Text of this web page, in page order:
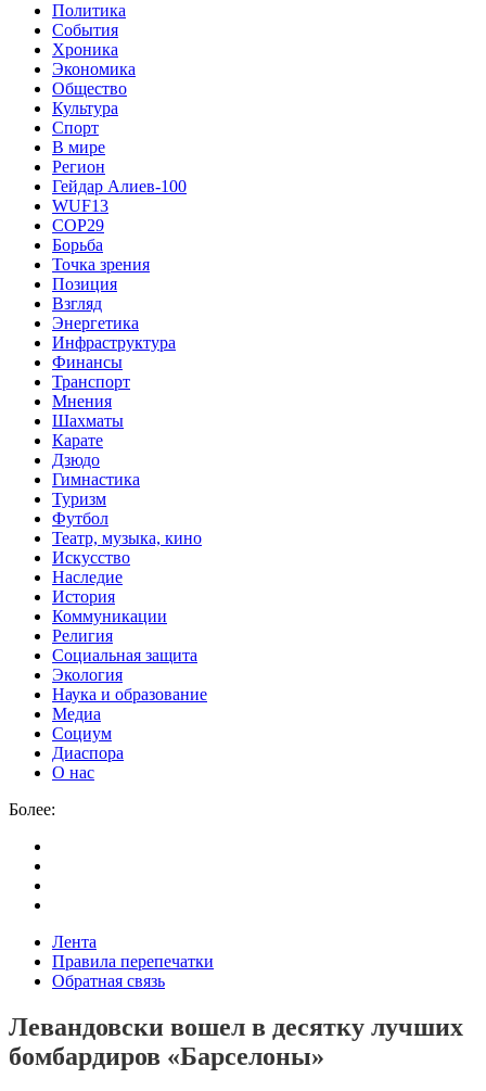
Политика
События
Хроника
Экономика
Общество
Культура
Спорт
В мире
Регион
Гейдар Алиев-100
WUF13
COP29
Борьба
Точка зрения
Позиция
Взгляд
Энергетика
Инфраструктура
Финансы
Транспорт
Мнения
Шахматы
Карате
Дзюдо
Гимнастика
Туризм
Футбол
Театр, музыка, кино
Искусство
Наследие
История
Коммуникации
Религия
Социальная защита
Экология
Наука и образование
Медиа
Социум
Диаспора
О нас
Более:
Лента
Правила перепечатки
Обратная связь
Левандовски вошел в десятку лучших
бомбардиров «Барселоны»